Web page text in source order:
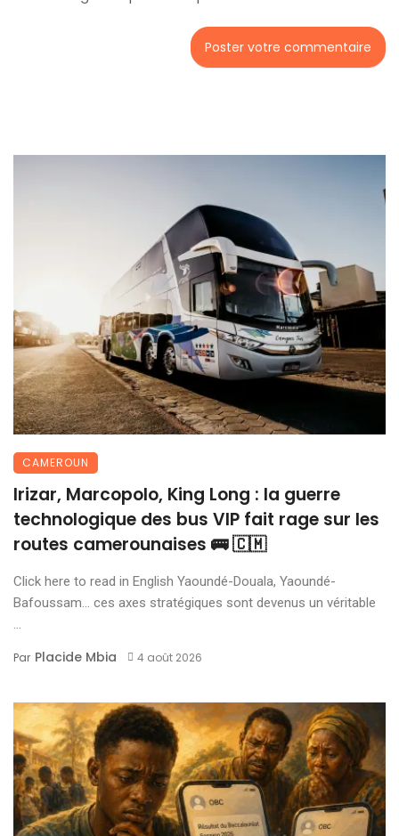
CAMEROUN
Irizar, Marcopolo, King Long : la guerre
technologique des bus VIP fait rage sur les
routes camerounaises 🚌 🇨🇲
Click here to read in English Yaoundé-Douala, Yaoundé-
Bafoussam… ces axes stratégiques sont devenus un véritable
...
Par Placide Mbia 4 août 2026